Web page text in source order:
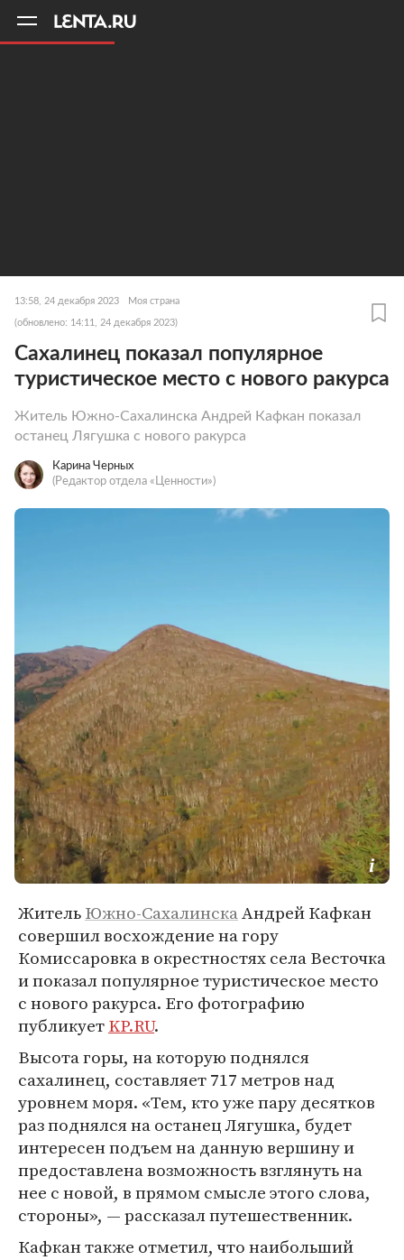
13:58, 24 декабря 2023 Моя страна
(обновлено: 14:11, 24 декабря 2023)
Сахалинец показал популярное
туристическое место с нового ракурса
Житель Южно-Сахалинска Андрей Кафкан показал
останец Лягушка с нового ракурса
Карина Черных
(Редактор отдела «Ценности»)
ЖительЮжно-СахалинскаАндрей Кафкан
совершил восхождение на гору
Комиссаровка в окрестностях села Весточка
и показал популярное туристическое место
с нового ракурса. Его фотографию
публикуетKP.RU.
Высота горы, на которую поднялся
сахалинец, составляет 717 метров над
уровнем моря. «Тем, кто уже пару десятков
раз поднялся на останец Лягушка, будет
интересен подъем на данную вершину и
предоставлена возможность взглянуть на
нее с новой, в прямом смысле этого слова,
стороны», — рассказал путешественник.
Кафкан также отметил, что наибольший